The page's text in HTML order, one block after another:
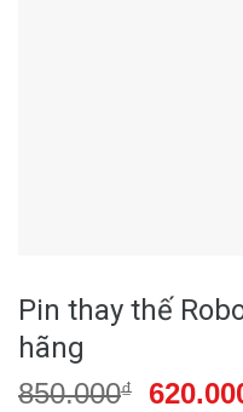
Pin thay thế
hãng
850.000₫